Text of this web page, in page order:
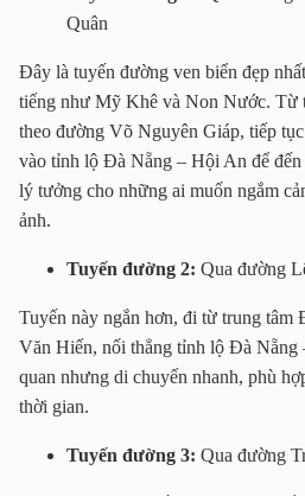
Quân
Đây là tuyến đường ven biển đẹp
tiếng như Mỹ Khê và Non Nước. Từ
theo đường Võ Nguyên Giáp, tiếp
vào tỉnh lộ Đà Nẵng – Hội An để
lý tưởng cho những ai muốn ngắm
ảnh.
Tuyến đường 2: Qua đường
Tuyến này ngắn hơn, đi từ trung tâm
Văn Hiến, nối thẳng tỉnh lộ Đà
quan nhưng di chuyển nhanh, phù
thời gian.
Tuyến đường 3: Qua đường